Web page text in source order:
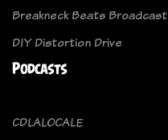
Breakneck Beats Broadcast
DIY Distortion Drive
Podcasts
CDLALOCALE